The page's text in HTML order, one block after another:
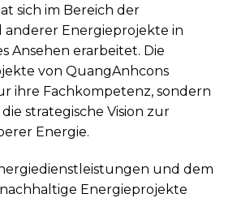
sich im Bereich der
anderer Energieprojekte in
Ansehen erarbeitet. Die
von QuangAnhcons
ihre Fachkompetenz, sondern
strategische Vision zur
Energie.
und dem
Energieprojekte